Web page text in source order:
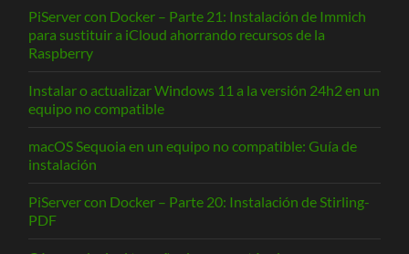
PiServer con Docker – Parte 21: Instalación de Immich
para sustituir a iCloud ahorrando recursos de la
Raspberry
Instalar o actualizar Windows 11 a la versión 24h2 en un
equipo no compatible
macOS Sequoia en un equipo no compatible: Guía de
instalación
PiServer con Docker – Parte 20: Instalación de Stirling-
PDF